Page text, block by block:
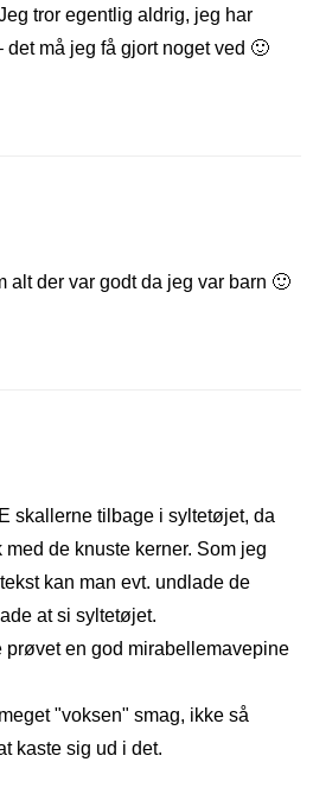
tror egentlig aldrig, jeg har
må jeg få gjort noget ved 🙂
alt der var godt da jeg var barn 🙂
skallerne tilbage i syltetøjet, da
de knuste kerner. Som jeg
kan man evt. undlade de
at si syltetøjet.
prøvet en god mirabellemavepine
"voksen" smag, ikke så
kaste sig ud i det.